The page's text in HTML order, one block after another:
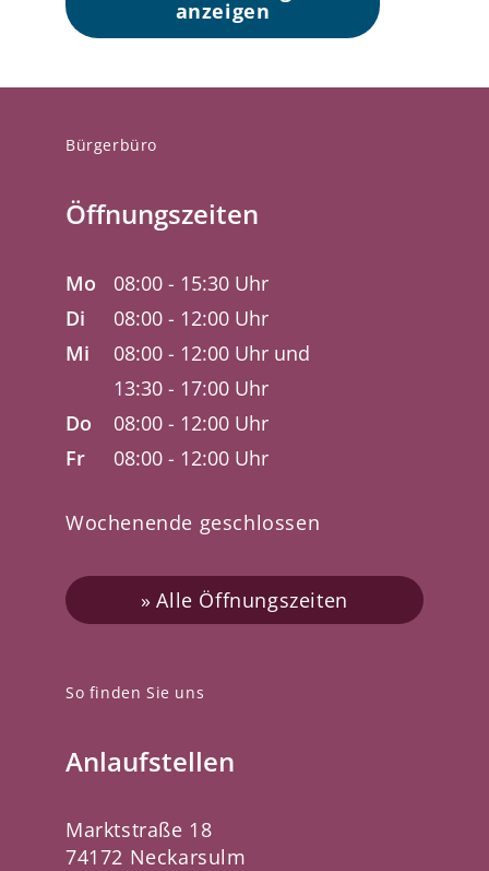
anzeigen
So finden Sie uns
Anlaufstellen
Marktstraße 18
74172 Neckarsulm
Bürgerbüro
Öffnungszeiten
Mo
08:00 - 15:30 Uhr
Di
08:00 - 12:00 Uhr
Mi
08:00 - 12:00 Uhr und
13:30 - 17:00 Uhr
Do
08:00 - 12:00 Uhr
Fr
08:00 - 12:00 Uhr
Wochenende geschlossen
Alle Öffnungszeiten